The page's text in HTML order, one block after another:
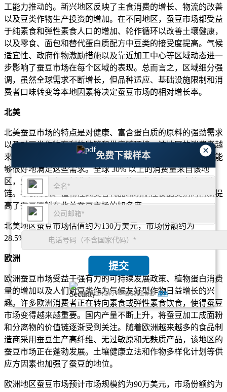
×
免费下载样本
提交
我们保证对您的个人信息完全保密.隐私
工能力推动的。新兴地区反映了主食消费的增长、物流的改善
以及豆类作物生产投资的增加。在不同地区，蚕豆市场都受益
于纯素食和弹性素食人口的增加、轮作循环以改善土壤健康，
以及零食、面包和替代蛋白质配方中豆类的接受度提高。气候
适宜性、政府作物激励措施以及靠近加工中心等区域动态进一
步影响了蚕豆市场在每个区域的表现。总而言之，区域细分强
调，虽然全球需求不断增长，但品种适应、基础设施限制和消
费者口味转变等本地因素将决定蚕豆市场的相对增长率。
北美
北美蚕豆市场的特点是对健康、富含蛋白质的原料的强劲需求
以及对豆类作物有利的监管和供应链环境。该地区的消费者越
来越多地寻求清洁标签、非转基因、高纤维产品，蚕豆市场能
够很好地满足这些需求。全球 30% 以上的消费量来自该地
区，生产商和食品制造商围绕蚕豆等豆类建立了强大的价值
链。零食形式、植物性肉类替代品和功能性食品类别的创新提
高了蚕豆原料在北美蚕豆市场的知名度。
北美地区蚕豆市场估值约为130万美元，市场份额约为
28.5%，预计2025-2034年年增长率约为3.4%。
欧洲
欧洲蚕豆市场受益于强有力的可持续发展政策、植物蛋白消费
量的增加以及人们对豆类作为气候友好型作物日益增长的兴
趣。许多欧洲消费者正在转向素食或弹性素食饮食，使得蚕豆
市场变得越来越重要。国内产量不断上升，将蚕豆加工成面粉
和分离物的价值链逐渐受到关注。随着欧洲越来越多的食品制
造商采用蚕豆生产高纤维、无过敏原和无麸质产品，该地区的
蚕豆市场正在蓬勃发展。土壤健康立法和作物多样化计划等供
应方因素也加强了蚕豆的地位。
欧洲地区蚕豆市场预计市场规模约为90万美元，市场份额约为